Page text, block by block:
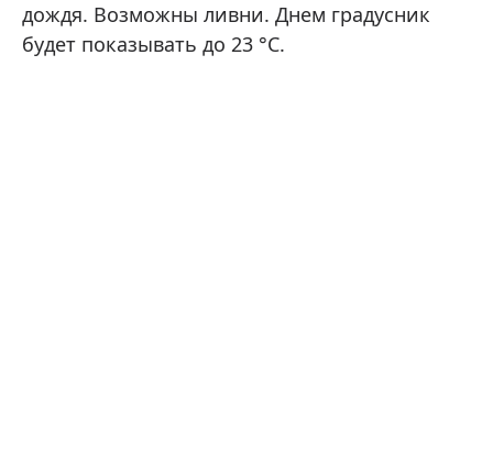
дождя. Возможны ливни. Днем градусник
будет показывать до 23 °C.